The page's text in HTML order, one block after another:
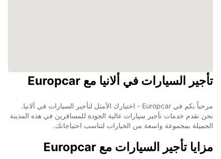
تأجير السيارات في ألانيا مع Europcar
مرحباً بكم في Europcar - اختيارك الأمثل لتأجير السيارات في ألانيا.
نحن نقدم خدمات تأجير سيارات عالية الجودة للمسافرين في هذه المدينة
الجميلة بمجموعة واسعة من الخيارات لتناسب احتياجاتك.
مزايا تأجير السيارات مع Europcar